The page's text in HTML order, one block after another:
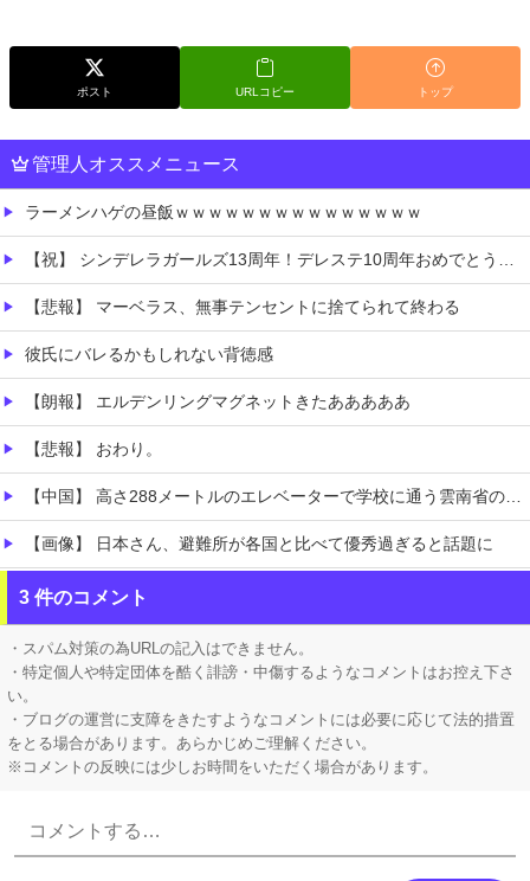
ポスト URLコピー トップ
管理人オススメニュース
ラーメンハゲの昼飯ｗｗｗｗｗｗｗｗｗｗｗｗｗｗｗ
【祝】 シンデレラガールズ13周年！デレステ10周年おめでとう！ガチャ更新SSR八神マキノ・イベントSRイヴ、SR望月聖！
【悲報】 マーベラス、無事テンセントに捨てられて終わる
彼氏にバレるかもしれない背徳感
【朗報】 エルデンリングマグネットきたあああああ
【悲報】 おわり。
【中国】 高さ288メートルのエレベーターで学校に通う雲南省の山地の子供たち 通学時間 3時間→30分に短縮
【画像】 日本さん、避難所が各国と比べて優秀過ぎると話題に
にじさんじで新人デビュー←ぼく「おいおい今までとタイプ違いそうだけど大丈夫なん・・・」←これ
にじさんじ「緑仙」大炎上！上から目線で圧が強い返信「もうすでに歌ってる」埋もれてる曲を救いたい歌ってみた企画と視聴者に対するSNS投稿が大荒れ
3 件のコメント
・スパム対策の為URLの記入はできません。
・特定個人や特定団体を酷く誹謗・中傷するようなコメントはお控え下さ
い。
・ブログの運営に支障をきたすようなコメントには必要に応じて法的措置
をとる場合があります。あらかじめご理解ください。
※コメントの反映には少しお時間をいただく場合があります。